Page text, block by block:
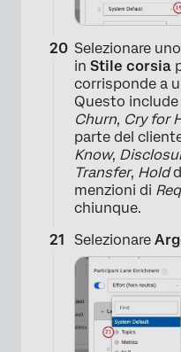
Selezionare
in Stile corsia
corrisponde a
Questo
Churn, Cry for
parte del
Know,
Transfer, Hold
menzioni di
chiunque.
Selezionare